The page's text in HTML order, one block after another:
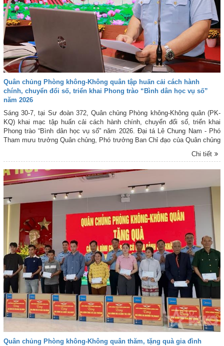
Quân chủng Phòng không-Không quân tập huấn cải cách hành
chính, chuyển đổi số, triển khai Phong trào “Bình dân học vụ số”
năm 2026
Sáng 30-7, tại Sư đoàn 372, Quân chủng Phòng không-Không quân (PK-
KQ) khai mạc tập huấn cải cách hành chính, chuyển đổi số, triển khai
Phong trào “Bình dân học vụ số” năm 2026. Đại tá Lê Chung Nam - Phó
Tham mưu trưởng Quân chủng, Phó trưởng Ban Chỉ đạo của Quân chủng
hiện Đề án 06 và cải cách hành chính, dự và phát biểu khai mạc tập huấn.
Chi tiết
Quân chủng Phòng không-Không quân thăm, tặng quà gia đình